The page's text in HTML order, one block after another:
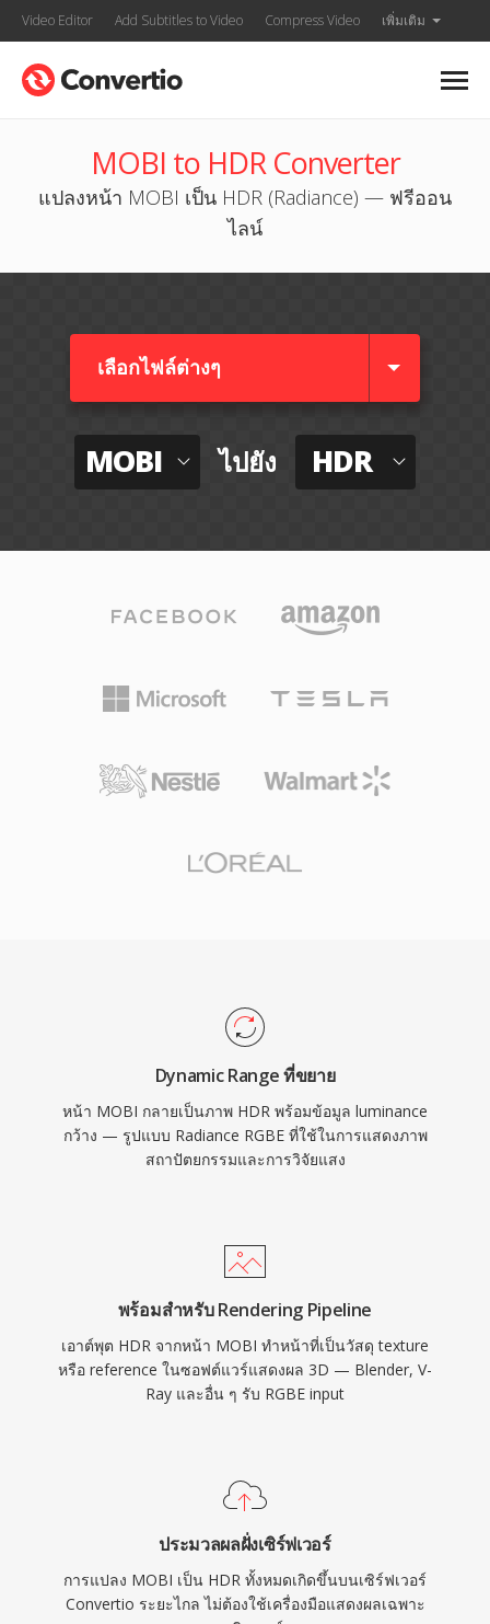
Video Editor Add Subtitles to Video Compress Video เพิ่มเติม
MOBI to HDR Converter
แปลงหน้า MOBI เป็น HDR (Radiance) — ฟรีออน
ไลน์
เลือกไฟล์ต่างๆ​
MOBI ไปยัง HDR
Dynamic Range ที่ขยาย
หน้า MOBI กลายเป็นภาพ HDR พร้อมข้อมูล luminance
กว้าง — รูปแบบ Radiance RGBE ที่ใช้ในการแสดงภาพ
สถาปัตยกรรมและการวิจัยแสง
พร้อมสำหรับ Rendering Pipeline
เอาต์พุต HDR จากหน้า MOBI ทำหน้าที่เป็นวัสดุ texture
หรือ reference ในซอฟต์แวร์แสดงผล 3D — Blender, V-
Ray และอื่น ๆ รับ RGBE input
ประมวลผลฝั่งเซิร์ฟเวอร์
การแปลง MOBI เป็น HDR ทั้งหมดเกิดขึ้นบนเซิร์ฟเวอร์
Convertio ระยะไกล ไม่ต้องใช้เครื่องมือแสดงผลเฉพาะ